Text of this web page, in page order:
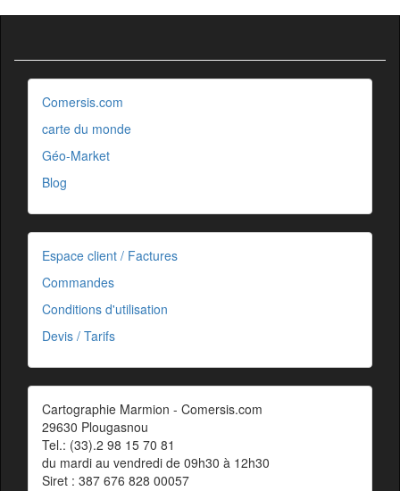
Comersis.com
carte du monde
Géo-Market
Blog
Espace client / Factures
Commandes
Conditions d'utilisation
Devis / Tarifs
Cartographie Marmion - Comersis.com
29630 Plougasnou
Tel.: (33).2 98 15 70 81
du mardi au vendredi de 09h30 à 12h30
Siret : 387 676 828 00057